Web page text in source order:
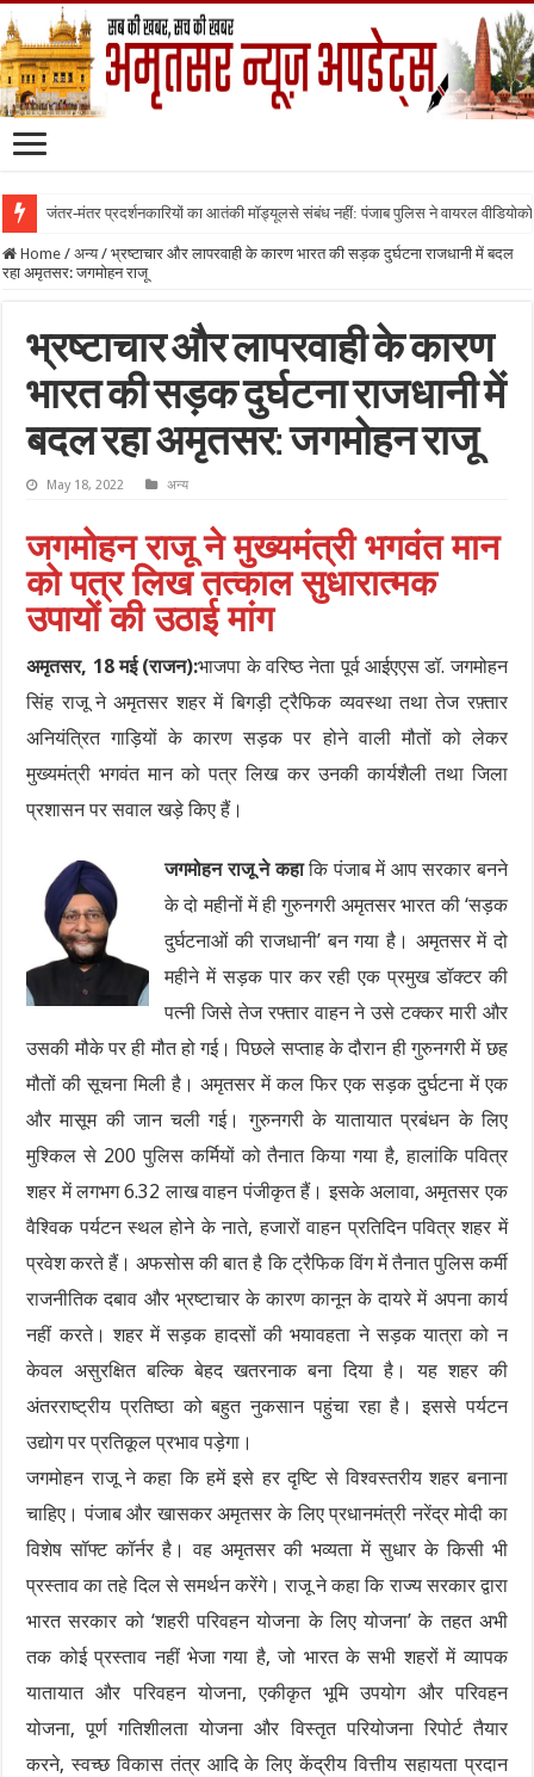
जंतर-मंतर प्रदर्शनकारियों का आतंकी मॉड्यूलसे संबंध नहीं: पंजाब पुलिस ने वायरल वीडियोको
Home / अन्य / भ्रष्टाचार और लापरवाही के कारण भारत की सड़क दुर्घटना राजधानी में बदल
रहा अमृतसर: जगमोहन राजू
भ्रष्टाचार और लापरवाही के कारण
भारत की सड़क दुर्घटना राजधानी में
बदल रहा अमृतसर: जगमोहन राजू
May 18, 2022 अन्य
जगमोहन राजू ने मुख्यमंत्री भगवंत मान
को पत्र लिख तत्काल सुधारात्मक
उपायों की उठाई मांग
अमृतसर, 18 मई (राजन):भाजपा के वरिष्ठ नेता पूर्व आईएएस डॉ. जगमोहन
सिंह राजू ने अमृतसर शहर में बिगड़ी ट्रैफिक व्यवस्था तथा तेज रफ़्तार
अनियंत्रित गाड़ियों के कारण सड़क पर होने वाली मौतों को लेकर
मुख्यमंत्री भगवंत मान को पत्र लिख कर उनकी कार्यशैली तथा जिला
प्रशासन पर सवाल खड़े किए हैं।
जगमोहन राजू ने कहाकि पंजाब में आप सरकार बनने
के दो महीनों में ही गुरुनगरी अमृतसर भारत की ‘सड़क
दुर्घटनाओं की राजधानी’ बन गया है। अमृतसर में दो
महीने में सड़क पार कर रही एक प्रमुख डॉक्टर की
पत्नी जिसे तेज रफ्तार वाहन ने उसे टक्कर मारी और
उसकी मौके पर ही मौत हो गई। पिछले सप्ताह के दौरान ही गुरुनगरी में छह
मौतों की सूचना मिली है। अमृतसर में कल फिर एक सड़क दुर्घटना में एक
और मासूम की जान चली गई। गुरुनगरी के यातायात प्रबंधन के लिए
मुश्किल से 200 पुलिस कर्मियों को तैनात किया गया है, हालांकि पवित्र
शहर में लगभग 6.32 लाख वाहन पंजीकृत हैं। इसके अलावा, अमृतसर एक
वैश्विक पर्यटन स्थल होने के नाते, हजारों वाहन प्रतिदिन पवित्र शहर में
प्रवेश करते हैं। अफसोस की बात है कि ट्रैफिक विंग में तैनात पुलिस कर्मी
राजनीतिक दबाव और भ्रष्टाचार के कारण कानून के दायरे में अपना कार्य
नहीं करते। शहर में सड़क हादसों की भयावहता ने सड़क यात्रा को न
केवल असुरक्षित बल्कि बेहद खतरनाक बना दिया है। यह शहर की
अंतरराष्ट्रीय प्रतिष्ठा को बहुत नुकसान पहुंचा रहा है। इससे पर्यटन
उद्योग पर प्रतिकूल प्रभाव पड़ेगा।
जगमोहन राजू ने कहा कि हमें इसे हर दृष्टि से विश्वस्तरीय शहर बनाना
चाहिए। पंजाब और खासकर अमृतसर के लिए प्रधानमंत्री नरेंद्र मोदी का
विशेष सॉफ्ट कॉर्नर है। वह अमृतसर की भव्यता में सुधार के किसी भी
प्रस्ताव का तहे दिल से समर्थन करेंगे। राजू ने कहा कि राज्य सरकार द्वारा
भारत सरकार को ‘शहरी परिवहन योजना के लिए योजना’ के तहत अभी
तक कोई प्रस्ताव नहीं भेजा गया है, जो भारत के सभी शहरों में व्यापक
यातायात और परिवहन योजना, एकीकृत भूमि उपयोग और परिवहन
योजना, पूर्ण गतिशीलता योजना और विस्तृत परियोजना रिपोर्ट तैयार
करने, स्वच्छ विकास तंत्र आदि के लिए केंद्रीय वित्तीय सहायता प्रदान